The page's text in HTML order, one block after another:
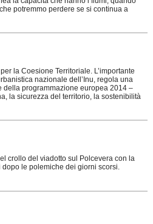
potremmo perdere se si continua a
la Coesione Territoriale. L’importante
nazionale dell’Inu, regola una
della programmazione europea 2014 –
la sicurezza del territorio, la sostenibilità
crollo del viadotto sul Polcevera con la
dopo le polemiche dei giorni scorsi.